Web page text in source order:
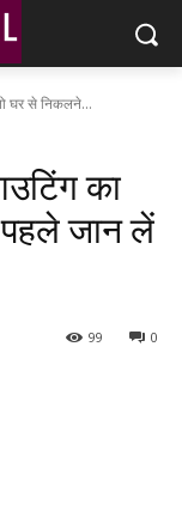
घर से न‍िकलने...
का
जान लें
0
99